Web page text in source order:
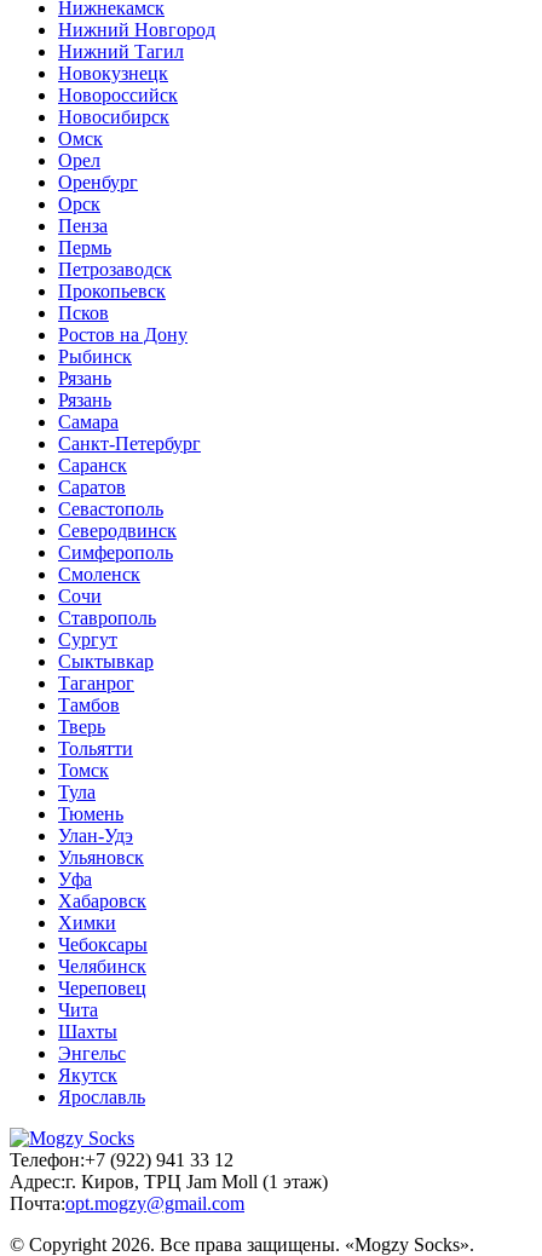
Нижнекамск
Нижний Новгород
Нижний Тагил
Новокузнецк
Новороссийск
Новосибирск
Омск
Орел
Оренбург
Орск
Пенза
Пермь
Петрозаводск
Прокопьевск
Псков
Ростов на Дону
Рыбинск
Рязань
Рязань
Самара
Санкт-Петербург
Саранск
Саратов
Севастополь
Северодвинск
Симферополь
Смоленск
Сочи
Ставрополь
Сургут
Сыктывкар
Таганрог
Тамбов
Тверь
Тольятти
Томск
Тула
Тюмень
Улан-Удэ
Ульяновск
Уфа
Хабаровск
Химки
Чебоксары
Челябинск
Череповец
Чита
Шахты
Энгельс
Якутск
Ярославль
Телефон:+7 (922) 941 33 12
Адрес:г. Киров, ТРЦ Jam Moll (1 этаж)
Почта:opt.mogzy@gmail.com
© Copyright 2026. Все права защищены. «Mogzy Socks».